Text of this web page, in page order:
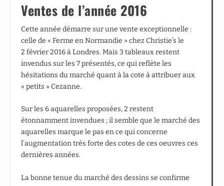
Ventes de l’année 2016
Cette année démarre sur une vente exceptionnelle :
celle de « Ferme en Normandie » chez Christie’s le
2 février 2016 à Londres. Mais 3 tableaux restent
invendus sur les 7 présentés, ce qui reflète les
hésitations du marché quant à la cote à attribuer aux
« petits » Cezanne.
Sur les 6 aquarelles proposées, 2 restent
étonnamment invendues ; il semble que le marché des
aquarelles marque le pas en ce qui concerne
l’augmentation très forte des cotes de ces oeuvres ces
dernières années.
La bonne tenue du marché des dessins se confirme